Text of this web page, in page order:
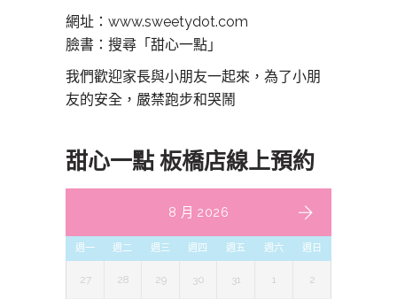
網址：www.sweetydot.com
臉書：搜尋「甜心一點」
我們歡迎家長與小朋友一起來，為了小朋
友的安全，嚴禁跑步和哭鬧
甜心一點 板橋店線上預約
8 月 2026
週一 週二 週三 週四 週五 週六 週日
27 28 29 30 31 1 2